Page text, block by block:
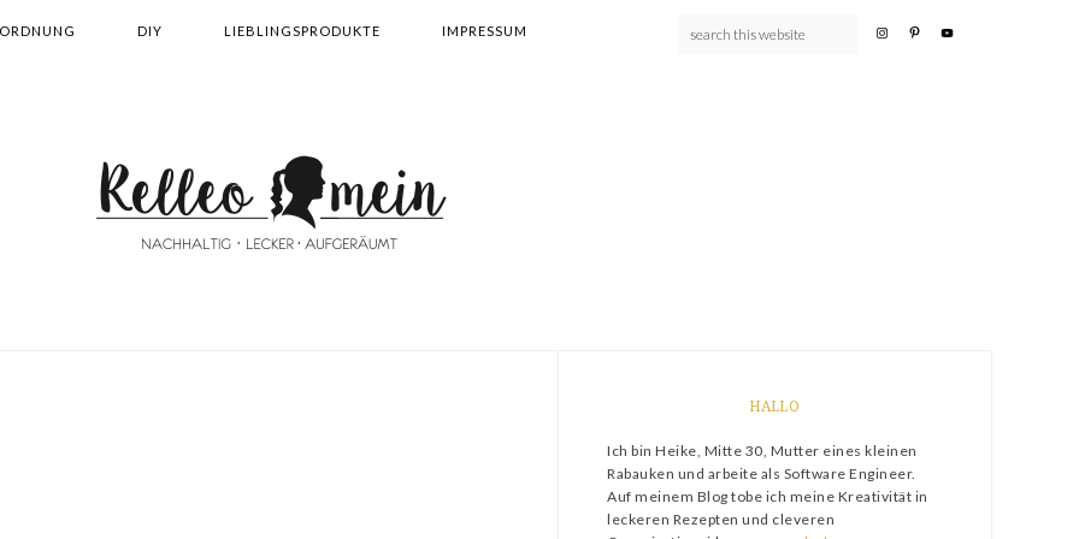
ORDNUNG DIY LIEBLINGSPRODUKTE IMPRESSUM
HALLO
Ich bin Heike, Mitte 30, Mutter eines kleinen
Rabauken und arbeite als Software Engineer.
Auf meinem Blog tobe ich meine Kreativität in
leckeren Rezepten und cleveren